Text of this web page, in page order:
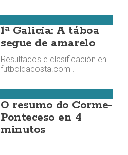
1ª Galicia: A táboa
segue de amarelo
Resultados e clasificación en
futboldacosta.com .
O resumo do Corme-
Ponteceso en 4
minutos